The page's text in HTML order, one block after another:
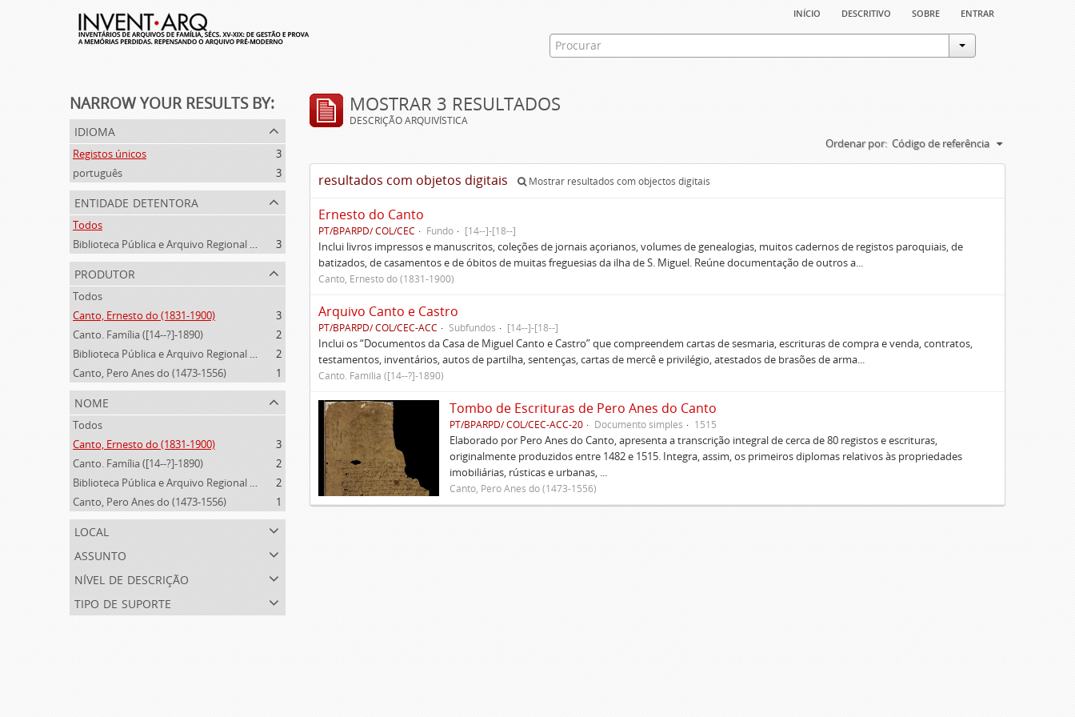
início descritivo sobre entrar
NARROW YOUR RESULTS BY:
idioma
Registos únicos
3
português
3
entidade detentora
Todos
Biblioteca Pública e Arquivo Regional de Ponta Delgada
3
produtor
Todos
Canto, Ernesto do (1831-1900)
3
Canto. Família ([14--?]-1890)
2
Biblioteca Pública e Arquivo Regional de Ponta Delgada (1841- )
2
Canto, Pero Anes do (1473-1556)
1
nome
Todos
Canto, Ernesto do (1831-1900)
3
Canto. Família ([14--?]-1890)
2
Biblioteca Pública e Arquivo Regional de Ponta Delgada (1841- )
2
Canto, Pero Anes do (1473-1556)
1
local
assunto
nível de descrição
tipo de suporte
MOSTRAR 3 RESULTADOS
DESCRIÇÃO ARQUIVÍSTICA
Ordenar por: Código de referência
resultados com objetos digitais Mostrar resultados com objectos digitais
Ernesto do Canto
PT/BPARPD/ COL/CEC Fundo [14--]-[18--]
Inclui livros impressos e manuscritos, coleções de jornais açorianos, volumes de genealogias, muitos cadernos de registos paroquiais, de
batizados, de casamentos e de óbitos de muitas freguesias da ilha de S. Miguel. Reúne documentação de outros a...
Canto, Ernesto do (1831-1900)
Arquivo Canto e Castro
PT/BPARPD/ COL/CEC-ACC Subfundos [14--]-[18--]
Inclui os “Documentos da Casa de Miguel Canto e Castro” que compreendem cartas de sesmaria, escrituras de compra e venda, contratos,
testamentos, inventários, autos de partilha, sentenças, cartas de mercê e privilégio, atestados de brasões de arma...
Canto. Família ([14--?]-1890)
Tombo de Escrituras de Pero Anes do Canto
PT/BPARPD/ COL/CEC-ACC-20 Documento simples 1515
Elaborado por Pero Anes do Canto, apresenta a transcrição integral de cerca de 80 registos e escrituras,
originalmente produzidos entre 1482 e 1515. Integra, assim, os primeiros diplomas relativos às propriedades
imobiliárias, rústicas e urbanas, ...
Canto, Pero Anes do (1473-1556)